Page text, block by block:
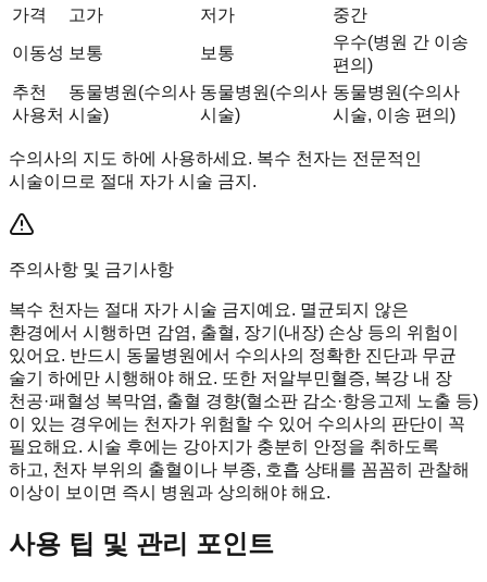
가격
고가 저가 중간
이동성 보통 보통
우수(병원 간 이송
편의)
추천
사용처
동물병원(수의사
시술)
동물병원(수의사
시술)
동물병원(수의사
시술, 이송 편의)
수의사의 지도 하에 사용하세요. 복수 천자는 전문적인
시술이므로 절대 자가 시술 금지.
주의사항 및 금기사항
복수 천자는 절대 자가 시술 금지예요. 멸균되지 않은
환경에서 시행하면 감염, 출혈, 장기(내장) 손상 등의 위험이
있어요. 반드시 동물병원에서 수의사의 정확한 진단과 무균
술기 하에만 시행해야 해요. 또한 저알부민혈증, 복강 내 장
천공·패혈성 복막염, 출혈 경향(혈소판 감소·항응고제 노출 등)
이 있는 경우에는 천자가 위험할 수 있어 수의사의 판단이 꼭
필요해요. 시술 후에는 강아지가 충분히 안정을 취하도록
하고, 천자 부위의 출혈이나 부종, 호흡 상태를 꼼꼼히 관찰해
이상이 보이면 즉시 병원과 상의해야 해요.
사용 팁 및 관리 포인트